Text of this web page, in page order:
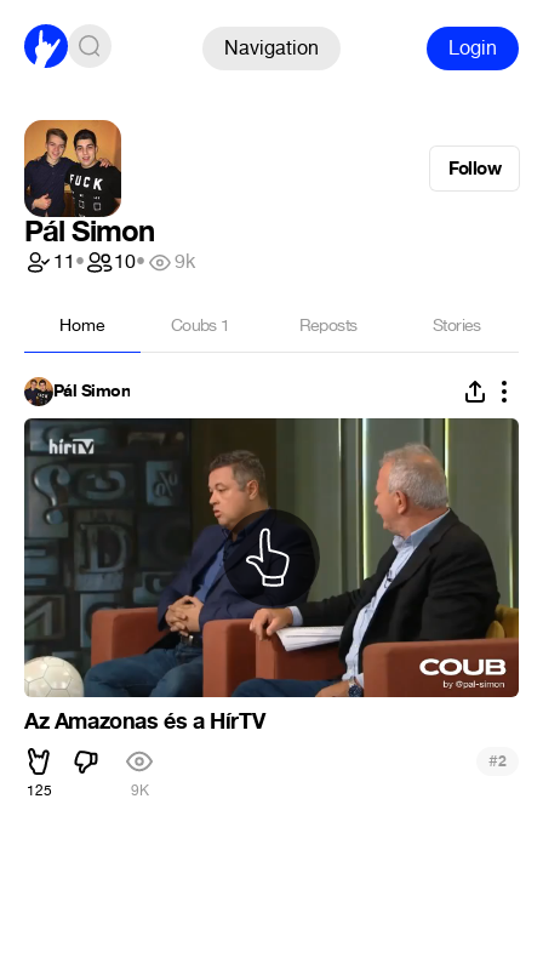
Navigation Login
Follow
Pál Simon
11• 10• 9k
Home Coubs 1 Reposts Stories
Pál Simon
Az Amazonas és a HírTV
125 9K
#2